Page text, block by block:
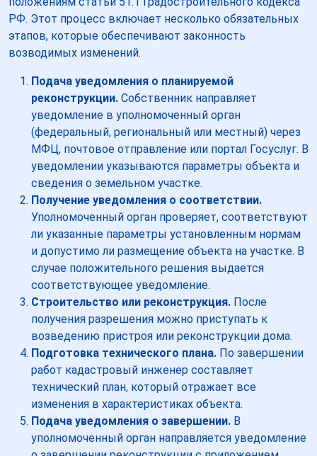
РФ. Этот процесс включает несколько обязательных
этапов, которые обеспечивают законность
возводимых изменений.
Подача уведомления о планируемой
реконструкции. Собственник направляет
уведомление в уполномоченный орган
(федеральный, региональный или местный) через
МФЦ, почтовое отправление или портал Госуслуг. В
уведомлении указываются параметры объекта и
сведения о земельном участке.
Получение уведомления о соответствии.
Уполномоченный орган проверяет, соответствуют
ли указанные параметры установленным нормам
и допустимо ли размещение объекта на участке. В
случае положительного решения выдается
соответствующее уведомление.
Строительство или реконструкция. После
получения разрешения можно приступать к
возведению пристроя или реконструкции дома.
Подготовка технического плана. По завершении
работ кадастровый инженер составляет
технический план, который отражает все
изменения в характеристиках объекта.
Подача уведомления о завершении. В
уполномоченный орган направляется уведомление